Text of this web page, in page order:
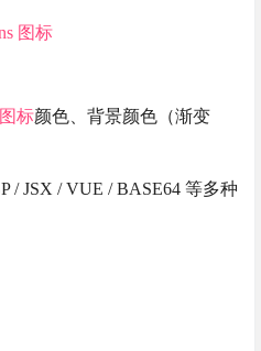
图标
图标颜色、背景颜色（渐变
/ JSX / VUE / BASE64 等多种